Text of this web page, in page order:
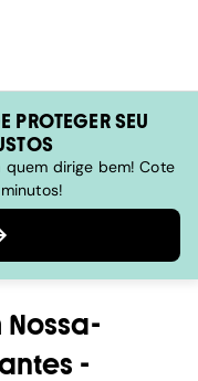
PROTEGER SEU
quem dirige bem! Cote
Nossa-
-